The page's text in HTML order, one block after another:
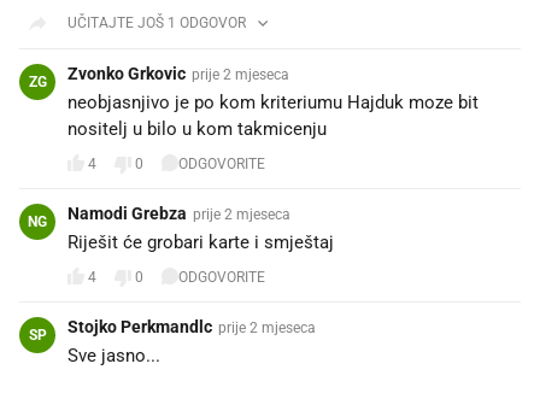
UČITAJTE JOŠ 1 ODGOVOR
ZG Zvonko Grkovic prije 2 mjeseca
neobjasnjivo je po kom kriteriumu Hajduk moze bit
nositelj u bilo u kom takmicenju
4 0 ODGOVORITE
NG Namodi Grebza prije 2 mjeseca
Riješit će grobari karte i smještaj
4 0 ODGOVORITE
SP Stojko Perkmandlc prije 2 mjeseca
Sve jasno...